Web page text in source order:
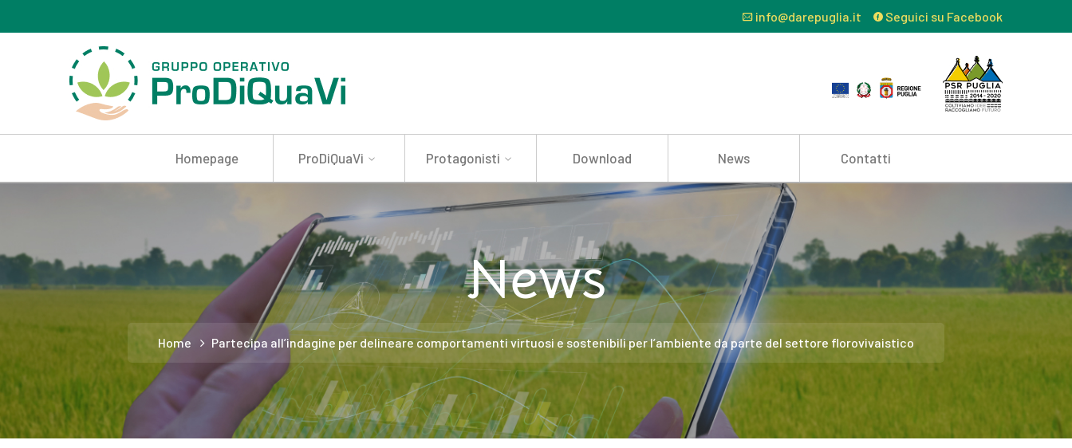
info@darepuglia.it Seguici su Facebook
Homepage ProDiQuaVi Protagonisti Download News Contatti
News
Home Partecipa all’indagine per delineare comportamenti virtuosi e sostenibili per l’ambiente da parte del settore florovivaistico